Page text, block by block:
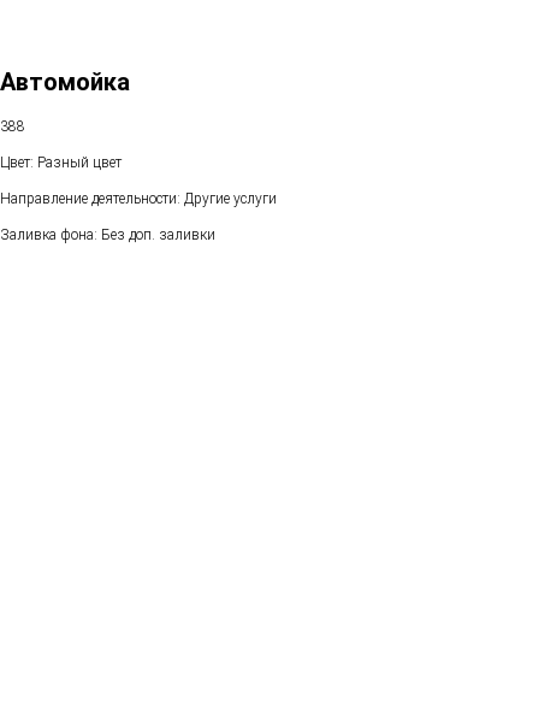
Автомойка
388
Цвет: Разный цвет
Направление деятельности: Другие услуги
Заливка фона: Без доп. заливки